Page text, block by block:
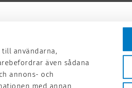
användarna,
även sådana
annons- och
med annan